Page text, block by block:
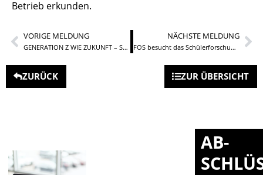
Betrieb erkunden.
VORIGE MELDUNG
GENERATION Z WIE ZUKUNFT – Stark, gesund und resilient in die Zukunft
NÄCHSTE MELDUNG
FOS besucht das Schülerforschungs- und Technikzentrum (SFTZ) am MINT Campus
ZURÜCK ZUR ÜBERSICHT
AB-